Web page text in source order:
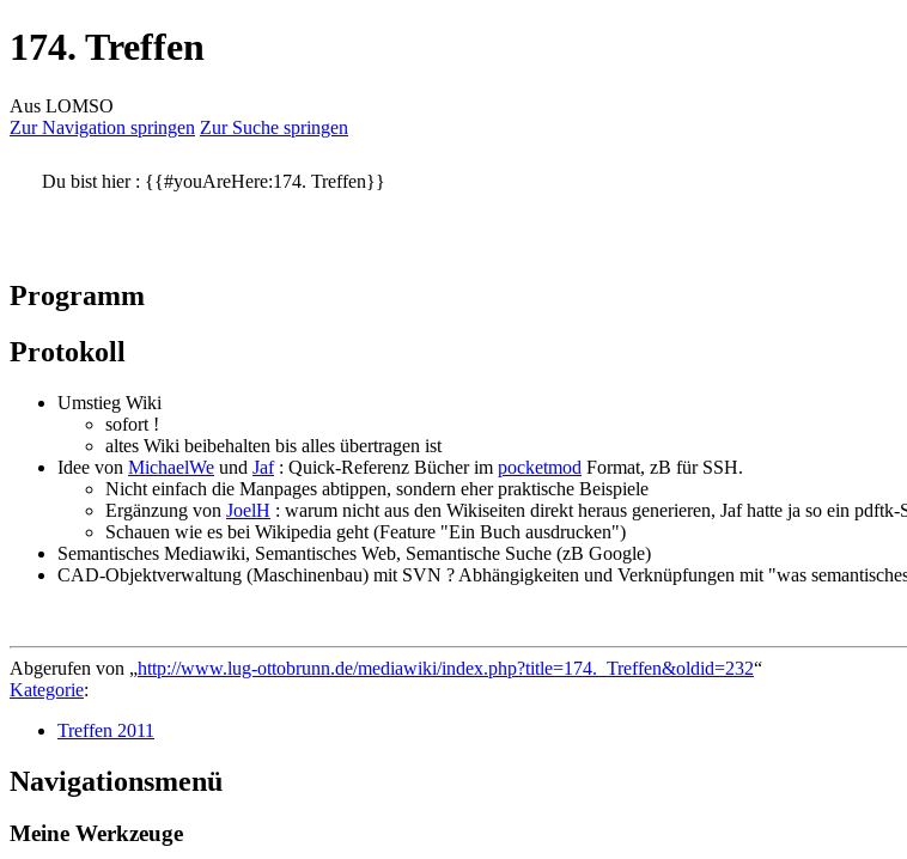
174. Treffen
Aus LOMSO
Zur Navigation springen Zur Suche springen
Du bist hier : {{#youAreHere:174. Treffen}}
Programm
Protokoll
Umstieg Wiki
sofort !
altes Wiki beibehalten bis alles übertragen ist
Idee von MichaelWe und Jaf: Quick-Referenz Bücher im pocketmod Format, zB für SSH.
Nicht einfach die Manpages abtippen, sondern eher praktische Beispiele
Ergänzung von JoelH : warum nicht aus den Wikiseiten direkt heraus generieren, Jaf hatte ja so ein
Schauen wie es bei Wikipedia geht (Feature "Ein Buch ausdrucken")
Semantisches Mediawiki, Semantisches Web, Semantische Suche (zB Google)
CAD-Objektverwaltung (Maschinenbau) mit SVN ? Abhängigkeiten und Verknüpfungen mit "was
Abgerufen von „http://www.lug-ottobrunn.de/mediawiki/index.php?title=174._Treffen&oldid=232“
Kategorie:
Treffen 2011
Navigationsmenü
Meine Werkzeuge